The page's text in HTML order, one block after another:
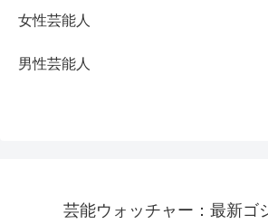
女性芸能人
男性芸能人
芸能ウォッチャー：最新ゴ